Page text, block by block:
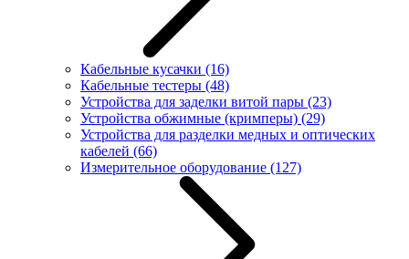
Кабельные кусачки (16)
Кабельные тестеры (48)
Устройства для заделки витой пары (23)
Устройства обжимные (кримперы) (29)
Устройства для разделки медных и оптических
кабелей (66)
Измерительное оборудование (127)